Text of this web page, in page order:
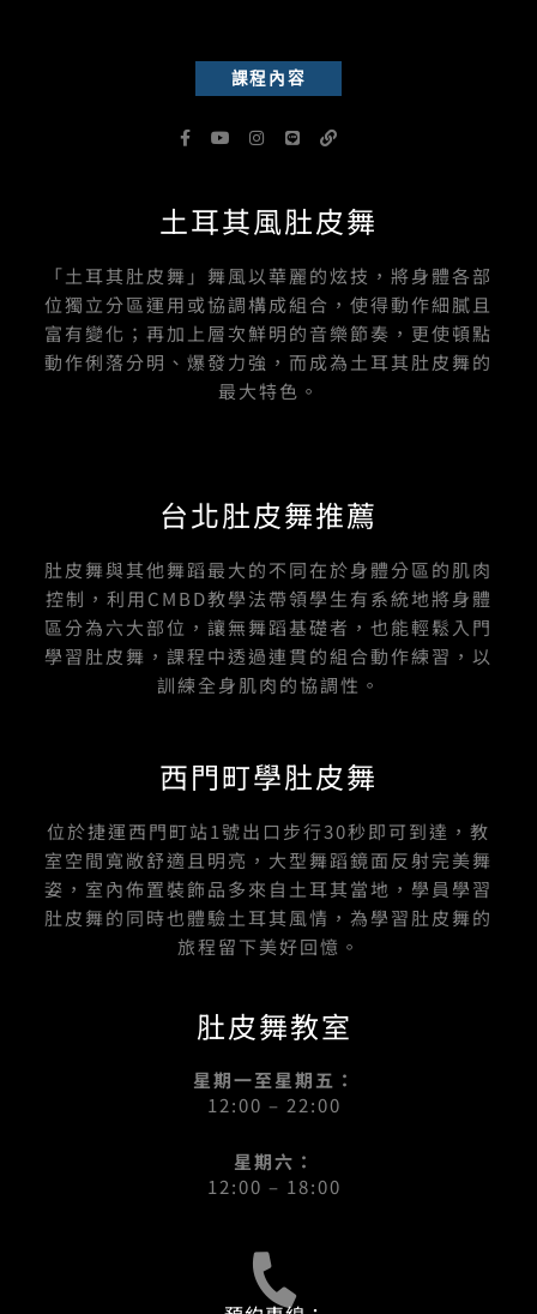
課程內容
F
a
o
o
f
Y
o
b
e
I
n
g
r
L
i
L
i
土耳其風肚皮舞
「土耳其肚皮舞」舞風以華麗的炫技，將身體各部
位獨立分區運用或協調構成組合，使得動作細膩且
富有變化；再加上層次鮮明的音樂節奏，更使頓點
動作俐落分明、爆發力強，而成為土耳其肚皮舞的
最大特色。
台北肚皮舞推薦
肚皮舞與其他舞蹈最大的不同在於身體分區的肌肉
控制，利用CMBD教學法帶領學生有系統地將身體
區分為六大部位，讓無舞蹈基礎者，也能輕鬆入門
學習肚皮舞，課程中透過連貫的組合動作練習，以
訓練全身肌肉的協調性。
西門町學肚皮舞
位於捷運西門町站1號出口步行30秒即可到達，教
室空間寬敞舒適且明亮，大型舞蹈鏡面反射完美舞
姿，室內佈置裝飾品多來自土耳其當地，學員學習
肚皮舞的同時也體驗土耳其風情，為學習肚皮舞的
旅程留下美好回憶。
肚皮舞教室
星期一至星期五：
12:00 – 22:00
星期六：
12:00 – 18:00